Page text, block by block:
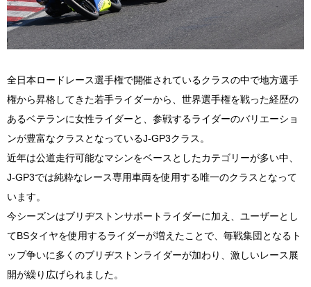
全日本ロードレース選手権で開催されているクラスの中で地方選手
権から昇格してきた若手ライダーから、世界選手権を戦った経歴の
あるベテランに女性ライダーと、参戦するライダーのバリエーショ
ンが豊富なクラスとなっているJ-GP3クラス。
近年は公道走行可能なマシンをベースとしたカテゴリーが多い中、
J-GP3では純粋なレース専用車両を使用する唯一のクラスとなって
います。
今シーズンはブリヂストンサポートライダーに加え、ユーザーとし
てBSタイヤを使用するライダーが増えたことで、毎戦集団となるト
ップ争いに多くのブリヂストンライダーが加わり、激しいレース展
開が繰り広げられました。